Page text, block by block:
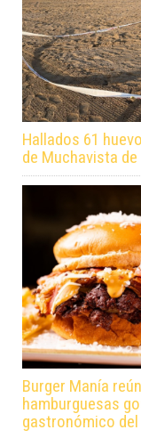
Hallados 61
de Muchavista de
Burger Manía
hamburguesas
gastronómico